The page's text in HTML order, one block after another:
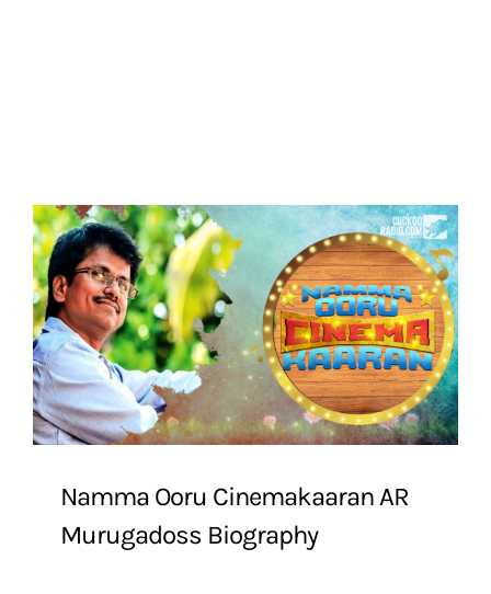
Namma Ooru Cinemakaaran AR
Murugadoss Biography